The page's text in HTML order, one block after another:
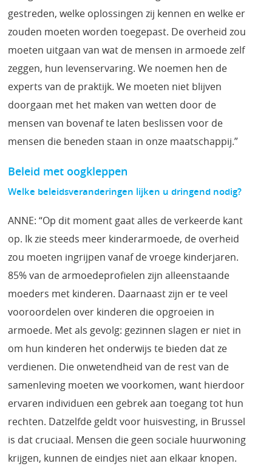
gestreden, welke oplossingen zij kennen en welke er
zouden moeten worden toegepast. De overheid zou
moeten uitgaan van wat de mensen in armoede zelf
zeggen, hun levenservaring. We noemen hen de
experts van de praktijk. We moeten niet blijven
doorgaan met het maken van wetten door de
mensen van bovenaf te laten beslissen voor de
mensen die beneden staan in onze maatschappij.”
Beleid met oogkleppen
Welke beleidsveranderingen lijken u dringend nodig?
ANNE: “Op dit moment gaat alles de verkeerde kant
op. Ik zie steeds meer kinderarmoede, de overheid
zou moeten ingrijpen vanaf de vroege kinderjaren.
85% van de armoedeprofielen zijn alleenstaande
moeders met kinderen. Daarnaast zijn er te veel
vooroordelen over kinderen die opgroeien in
armoede. Met als gevolg: gezinnen slagen er niet in
om hun kinderen het onderwijs te bieden dat ze
verdienen. Die onwetendheid van de rest van de
samenleving moeten we voorkomen, want hierdoor
ervaren individuen een gebrek aan toegang tot hun
rechten. Datzelfde geldt voor huisvesting, in Brussel
is dat cruciaal. Mensen die geen sociale huurwoning
krijgen, kunnen de eindjes niet aan elkaar knopen.